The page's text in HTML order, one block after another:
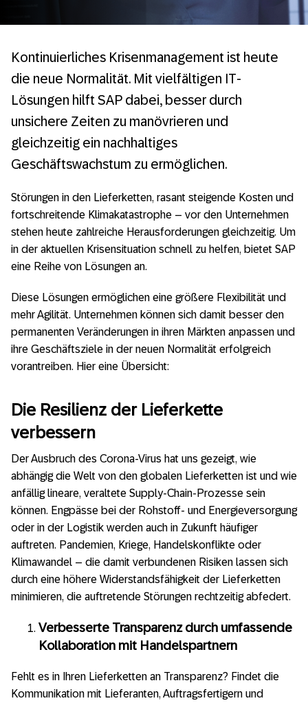
Kontinuierliches Krisenmanagement ist heute
die neue Normalität. Mit vielfältigen IT-
Lösungen hilft SAP dabei, besser durch
unsichere Zeiten zu manövrieren und
gleichzeitig ein nachhaltiges
Geschäftswachstum zu ermöglichen.
Störungen in den Lieferketten, rasant steigende Kosten und
fortschreitende Klimakatastrophe – vor den Unternehmen
stehen heute zahlreiche Herausforderungen gleichzeitig. Um
in der aktuellen Krisensituation schnell zu helfen, bietet SAP
eine Reihe von Lösungen an.
Diese Lösungen ermöglichen eine größere Flexibilität und
mehr Agilität. Unternehmen können sich damit besser den
permanenten Veränderungen in ihren Märkten anpassen und
ihre Geschäftsziele in der neuen Normalität erfolgreich
vorantreiben. Hier eine Übersicht:
Die Resilienz der Lieferkette
verbessern
Der Ausbruch des Corona-Virus hat uns gezeigt, wie
abhängig die Welt von den globalen Lieferketten ist und wie
anfällig lineare, veraltete Supply-Chain-Prozesse sein
können. Engpässe bei der Rohstoff- und Energieversorgung
oder in der Logistik werden auch in Zukunft häufiger
auftreten. Pandemien, Kriege, Handelskonflikte oder
Klimawandel – die damit verbundenen Risiken lassen sich
durch eine höhere Widerstandsfähigkeit der Lieferketten
minimieren, die auftretende Störungen rechtzeitig abfedert.
Verbesserte Transparenz durch umfassende
Kollaboration mit Handelspartnern
Fehlt es in Ihren Lieferketten an Transparenz? Findet die
Kommunikation mit Lieferanten, Auftragsfertigern und